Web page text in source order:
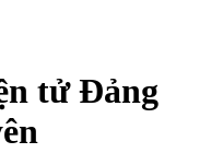
tử Đảng